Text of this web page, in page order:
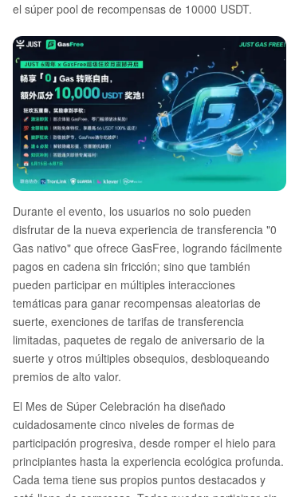
el súper pool de recompensas de 10000 USDT.
Durante el evento, los usuarios no solo pueden
disfrutar de la nueva experiencia de transferencia "0
Gas nativo" que ofrece GasFree, logrando fácilmente
pagos en cadena sin fricción; sino que también
pueden participar en múltiples interacciones
temáticas para ganar recompensas aleatorias de
suerte, exenciones de tarifas de transferencia
limitadas, paquetes de regalo de aniversario de la
suerte y otros múltiples obsequios, desbloqueando
premios de alto valor.
El Mes de Súper Celebración ha diseñado
cuidadosamente cinco niveles de formas de
participación progresiva, desde romper el hielo para
principiantes hasta la experiencia ecológica profunda.
Cada tema tiene sus propios puntos destacados y